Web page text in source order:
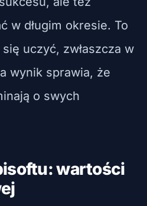
w długim okresie. To
uczyć, zwłaszcza w
wynik sprawia, że
o swych
wartości